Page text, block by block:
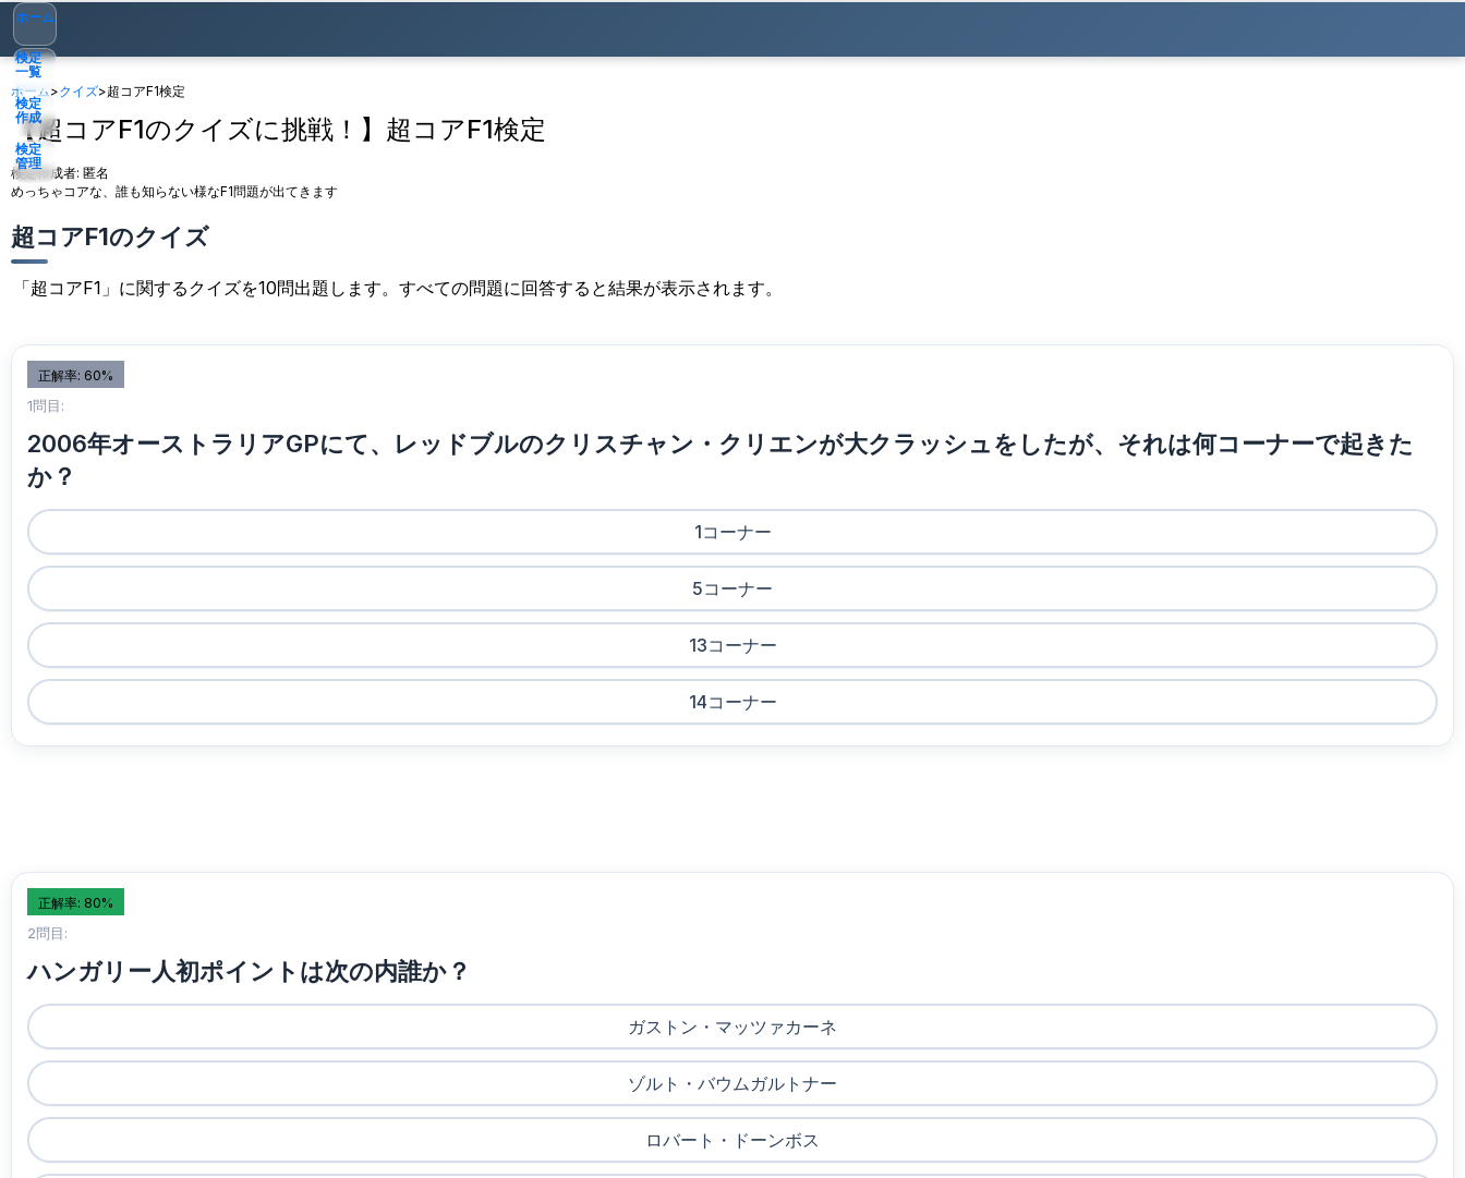
ホーム
検定
一覧
検定
作成
検定
管理
ゲスト ▾
ホーム>クイズ>超コアF1検定
【超コアF1のクイズに挑戦！】超コアF1検定
検定作成者: 匿名
めっちゃコアな、誰も知らない様なF1問題が出てきます
超コアF1のクイズ
「超コアF1」に関するクイズを10問出題します。すべての問題に回答すると結果が表示されます。
正解率: 60%
1問目:
2006年オーストラリアGPにて、レッドブルのクリスチャン・クリエンが大クラッシュをしたが、それは何コーナーで起きた
か？
1コーナー
5コーナー
13コーナー
14コーナー
正解率: 80%
2問目:
ハンガリー人初ポイントは次の内誰か？
ガストン・マッツァカーネ
ゾルト・バウムガルトナー
ロバート・ドーンボス